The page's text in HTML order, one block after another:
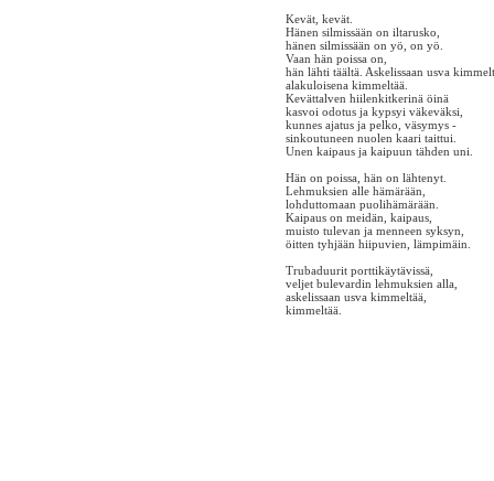
Kevät, kevät.
Hänen silmissään on iltarusko,
hänen silmissään on yö, on yö.
Vaan hän poissa on,
hän lähti täältä. Askelissaan usva
alakuloisena kimmeltää.
Kevättalven hiilenkitkerinä öinä
kasvoi odotus ja kypsyi väkeväksi,
kunnes ajatus ja pelko, väsymys -
sinkoutuneen nuolen kaari taittui.
Unen kaipaus ja kaipuun tähden uni.
Hän on poissa, hän on lähtenyt.
Lehmuksien alle hämärään,
lohduttomaan puolihämärään.
Kaipaus on meidän, kaipaus,
muisto tulevan ja menneen syksyn,
öitten tyhjään hiipuvien, lämpimäin.
Trubaduurit porttikäytävissä,
veljet bulevardin lehmuksien alla,
askelissaan usva kimmeltää,
kimmeltää.